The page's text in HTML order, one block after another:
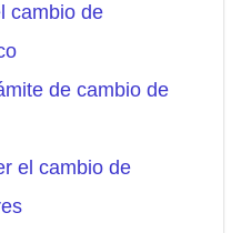
cambio de
de cambio de
el cambio de